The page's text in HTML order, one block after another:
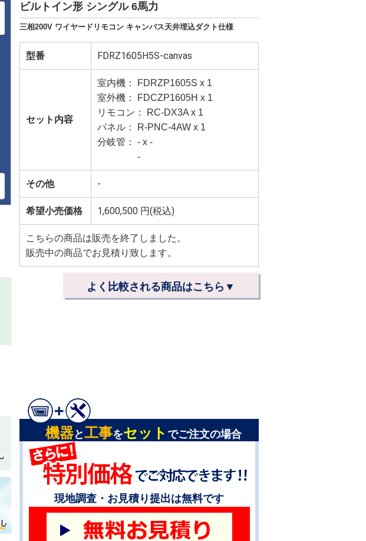
ビルトイン形 シングル 6馬力
三相200V ワイヤードリモコン キャンバス天井埋込ダクト仕様
型番 FDRZ1605H5S-canvas
セット内容
室内機： FDRZP1605S x 1
室外機： FDCZP1605H x 1
リモコン： RC-DX3A x 1
パネル： R-PNC-4AW x 1
分岐管： - x -
-
その他 -
希望小売価格 1,600,500 円(税込)
こちらの商品は販売を終了しました。
販売中の商品でお見積り致します。
よく比較される商品はこちら▼
機器と工事をセット でご注文の場合
現地調査・お見積り提出は無料です